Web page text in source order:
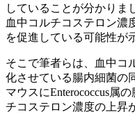
していることが分かりま
血中コルチコステロン濃
を促進している可能性が
そこで筆者らは、血中コ
化させている腸内細菌の
マウスにEnterococcus属
チコステロン濃度の上昇